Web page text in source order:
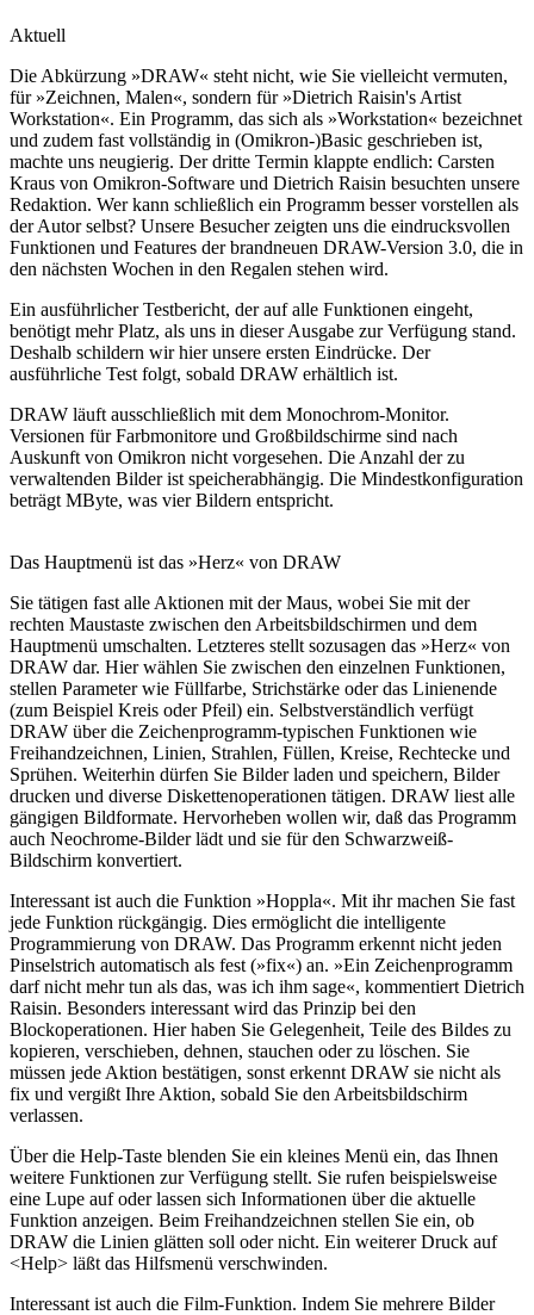
Aktuell
Die Abkürzung »DRAW« steht nicht, wie Sie vielleicht vermuten,
für »Zeichnen, Malen«, sondern für »Dietrich Raisin's Artist
Workstation«. Ein Programm, das sich als »Workstation« bezeichnet
und zudem fast vollständig in (Omikron-)Basic geschrieben ist,
machte uns neugierig. Der dritte Termin klappte endlich: Carsten
Kraus von Omikron-Software und Dietrich Raisin besuchten unsere
Redaktion. Wer kann schließlich ein Programm besser vorstellen als
der Autor selbst? Unsere Besucher zeigten uns die eindrucksvollen
Funktionen und Features der brandneuen DRAW-Version 3.0, die in
den nächsten Wochen in den Regalen stehen wird.
Ein ausführlicher Testbericht, der auf alle Funktionen eingeht,
benötigt mehr Platz, als uns in dieser Ausgabe zur Verfügung stand.
Deshalb schildern wir hier unsere ersten Eindrücke. Der
ausführliche Test folgt, sobald DRAW erhältlich ist.
DRAW läuft ausschließlich mit dem Monochrom-Monitor.
Versionen für Farbmonitore und Großbildschirme sind nach
Auskunft von Omikron nicht vorgesehen. Die Anzahl der zu
verwaltenden Bilder ist speicherabhängig. Die Mindestkonfiguration
beträgt MByte, was vier Bildern entspricht.
Das Hauptmenü ist das »Herz« von DRAW
Sie tätigen fast alle Aktionen mit der Maus, wobei Sie mit der
rechten Maustaste zwischen den Arbeitsbildschirmen und dem
Hauptmenü umschalten. Letzteres stellt sozusagen das »Herz« von
DRAW dar. Hier wählen Sie zwischen den einzelnen Funktionen,
stellen Parameter wie Füllfarbe, Strichstärke oder das Linienende
(zum Beispiel Kreis oder Pfeil) ein. Selbstverständlich verfügt
DRAW über die Zeichenprogramm-typischen Funktionen wie
Freihandzeichnen, Linien, Strahlen, Füllen, Kreise, Rechtecke und
Sprühen. Weiterhin dürfen Sie Bilder laden und speichern, Bilder
drucken und diverse Diskettenoperationen tätigen. DRAW liest alle
gängigen Bildformate. Hervorheben wollen wir, daß das Programm
auch Neochrome-Bilder lädt und sie für den Schwarzweiß-
Bildschirm konvertiert.
Interessant ist auch die Funktion »Hoppla«. Mit ihr machen Sie fast
jede Funktion rückgängig. Dies ermöglicht die intelligente
Programmierung von DRAW. Das Programm erkennt nicht jeden
Pinselstrich automatisch als fest (»fix«) an. »Ein Zeichenprogramm
darf nicht mehr tun als das, was ich ihm sage«, kommentiert Dietrich
Raisin. Besonders interessant wird das Prinzip bei den
Blockoperationen. Hier haben Sie Gelegenheit, Teile des Bildes zu
kopieren, verschieben, dehnen, stauchen oder zu löschen. Sie
müssen jede Aktion bestätigen, sonst erkennt DRAW sie nicht als
fix und vergißt Ihre Aktion, sobald Sie den Arbeitsbildschirm
verlassen.
Über die Help-Taste blenden Sie ein kleines Menü ein, das Ihnen
weitere Funktionen zur Verfügung stellt. Sie rufen beispielsweise
eine Lupe auf oder lassen sich Informationen über die aktuelle
Funktion anzeigen. Beim Freihandzeichnen stellen Sie ein, ob
DRAW die Linien glätten soll oder nicht. Ein weiterer Druck auf
<Help> läßt das Hilfsmenü verschwinden.
Interessant ist auch die Film-Funktion. Indem Sie mehrere Bilder